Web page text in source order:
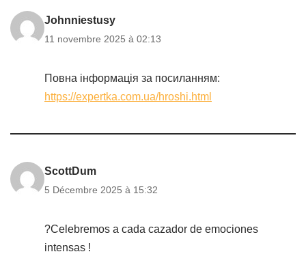
Johnniestusy
11 novembre 2025 à 02:13
Повна інформація за посиланням:
https://expertka.com.ua/hroshi.html
ScottDum
5 Décembre 2025 à 15:32
?Celebremos a cada cazador de emociones
intensas !